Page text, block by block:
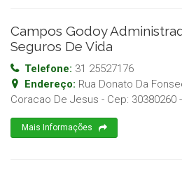
Campos Godoy
Seguros De Vida
Telefone: 31 25527176
Endereço: Rua Donato Da
Coracao De Jesus - Cep: 30380260 -
Mais Informações